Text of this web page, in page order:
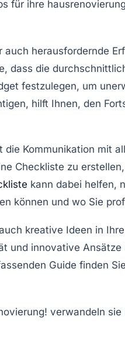
auch herausfordernde
dass die
festzulegen, um
hilft Ihnen, den
die Kommunikation mit
Checkliste zu
kann dabei helfen,
können und wo Sie
kreative Ideen in
und innovative
Guide finden